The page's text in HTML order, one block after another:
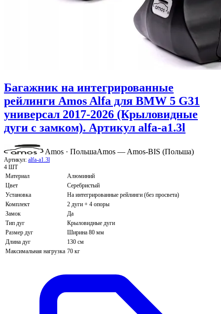
Багажник на интегрированные
рейлинги Amos Alfa для BMW 5 G31
универсал 2017-2026 (Крыловидные
дуги с замком). Артикул alfa-a1.3l
Amos · ПольшаAmos — Amos-BIS (Польша)
Артикул: alfa-a1.3l
4 ШТ
Материал
Алюминий
Цвет
Серебристый
Установка
На интегрированные рейлинги (без просвета)
Комплект
2 дуги + 4 опоры
Замок
Да
Тип дуг
Крыловидные дуги
Размер дуг
Ширина 80 мм
Длина дуг
130 см
Максимальная нагрузка 70 кг